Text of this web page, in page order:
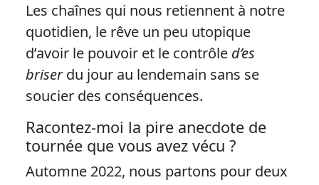
Les chaînes qui nous retiennent à notre
quotidien, le rêve un peu utopique
d’avoir le pouvoir et le contrôle d’es
briserdu jour au lendemain sans se
soucier des conséquences.
Racontez-moi la pire anecdote de
tournée que vous avez vécu ?
Automne 2022, nous partons pour deux